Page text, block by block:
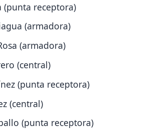
(punta receptora)
(armadora)
(armadora)
(central)
(punta receptora)
(central)
(punta receptora)